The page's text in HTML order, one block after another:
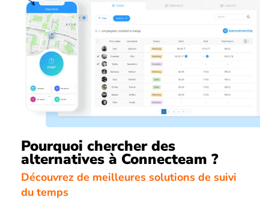
Pourquoi chercher des
alternatives à Connecteam ?
Découvrez de meilleures solutions de suivi
du temps